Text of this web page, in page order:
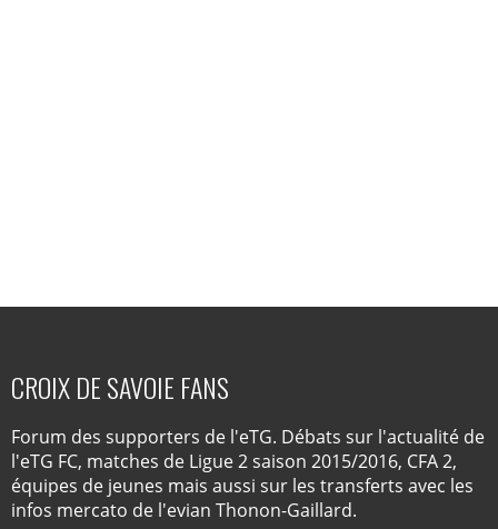
CROIX DE SAVOIE FANS
Forum des supporters de l'eTG. Débats sur l'actualité de
l'eTG FC, matches de Ligue 2 saison 2015/2016, CFA 2,
équipes de jeunes mais aussi sur les transferts avec les
infos mercato de l'evian Thonon-Gaillard.